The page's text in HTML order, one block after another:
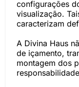
configurações
visualização.
caracterizam
A Divina Haus
de içamento,
montagem dos